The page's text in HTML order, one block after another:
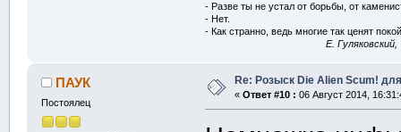
- Разве ты не устал от борьбы, от
- Нет.
- Как странно, ведь многие так ценят
E.
ПАУК
Постоялец
Re: Розыск Die Alien Scum!
« Ответ #10 : 06 Август 2014,